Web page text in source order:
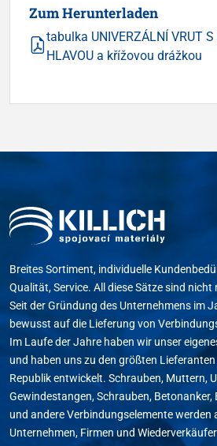
Zum Herunterladen
tabulka UNIVERZÁLNÍ VRUT S
HLAVOU a křížovou drážkou
Breites Sortiment, individuelle
Qualität, Service. All diese Sätze sind nicht
Seit der Gründung des Unternehmens im
bewusst auf die Lieferung von
Im Laufe der Jahre haben wir unser
und haben uns zu den größten
Republik entwickelt. Schrauben, Muttern,
Gewindestangen, Schrauben,
und andere Verbindungselemente werden
Unternehmen, Firmen und